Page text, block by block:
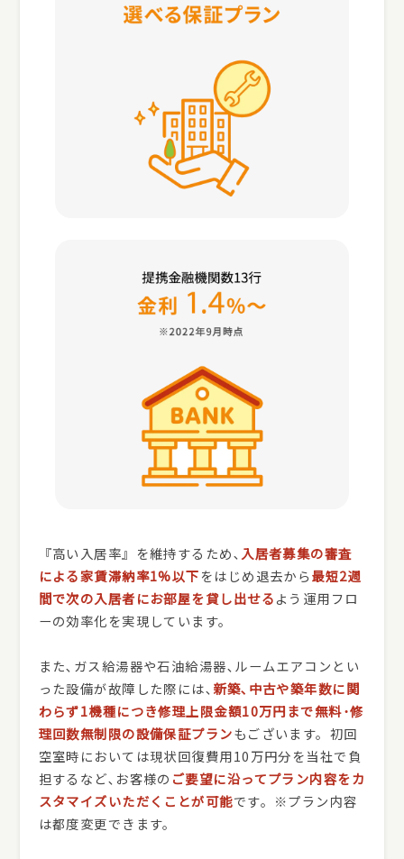
『高い入居率』を維持するため､ 入居者募集の審査
による家賃滞納率1%以下をはじめ退去から最短2週
間で次の入居者にお部屋を貸し出せるよう運用フロ
ーの効率化を実現しています。
また､ガス給湯器や石油給湯器､ルームエアコンとい
った設備が故障した際には､ 新築､中古や築年数に関
わらず1機種につき修理上限金額10万円まで無料･修
理回数無制限の設備保証プランもございます。初回
空室時においては現状回復費用10万円分を当社で負
担するなど､お客様の ご要望に沿ってプラン内容をカ
スタマイズいただくことが可能です。※プラン内容
は都度変更できます。